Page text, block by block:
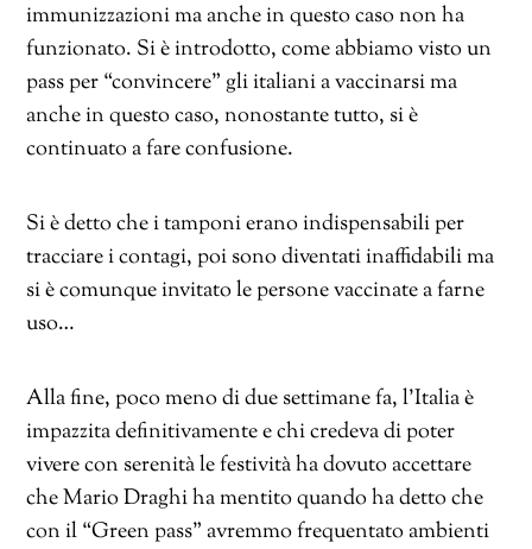
immunizzazioni ma anche in questo caso non ha
funzionato. Si è introdotto, come abbiamo visto un
pass per “convincere” gli italiani a vaccinarsi ma
anche in questo caso, nonostante tutto, si è
continuato a fare confusione.
Si è detto che i tamponi erano indispensabili per
tracciare i contagi, poi sono diventati inaffidabili ma
si è comunque invitato le persone vaccinate a farne
uso…
Alla fine, poco meno di due settimane fa, l’Italia è
impazzita definitivamente e chi credeva di poter
vivere con serenità le festività ha dovuto accettare
che Mario Draghi ha mentito quando ha detto che
con il “Green pass” avremmo frequentato ambienti